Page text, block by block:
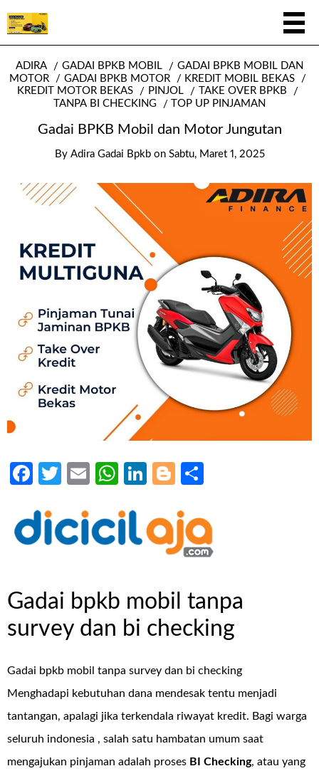
ADIRA GADAI BPKB MOBIL
GADAI BPKB MOBIL DAN
MOTOR
GADAI BPKB MOTOR
KREDIT MOBIL BEKAS
KREDIT MOTOR BEKAS
PINJOL
TAKE OVER BPKB
TANPA BI CHECKING
TOP UP PINJAMAN
Gadai BPKB Mobil dan Motor Jungutan
By Adira Gadai Bpkb on Sabtu, Maret 1, 2025
Facebook
Twitter
EmailWhatsApp
LinkedIn
Blogger
Gadai bpkb mobil tanpa
survey dan bi checking
Gadai bpkb mobil tanpa survey dan bi checking
Menghadapi kebutuhan dana mendesak tentu menjadi
tantangan, apalagi jika terkendala riwayat kredit. Bagi warga
seluruh indonesia , salah satu hambatan umum saat
mengajukan pinjaman adalah proses BI Checking, atau yang